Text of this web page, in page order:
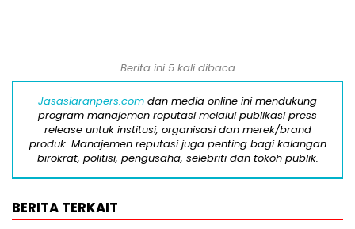
Berita ini 5 kali dibaca
Jasasiaranpers.com dan media online ini mendukung
program manajemen reputasi melalui publikasi press
release untuk institusi, organisasi dan merek/brand
produk. Manajemen reputasi juga penting bagi kalangan
birokrat, politisi, pengusaha, selebriti dan tokoh publik.
BERITA TERKAIT